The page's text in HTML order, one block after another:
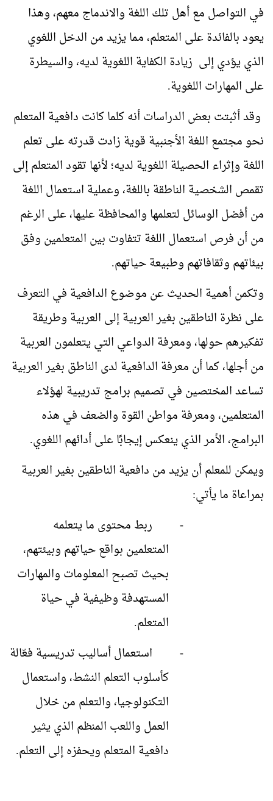
في التواصل مع أهل تلك اللغة والاندماج معهم، وهذا
يعود بالفائدة على المتعلم، مما يزيد من الدخل اللغوي
الذي يؤدي إلى زيادة الكفاية اللغوية لديه، والسيطرة
على المهارات اللغوية.
وقد أثبتت بعض الدراسات أنه كلما كانت دافعية المتعلم
نحو مجتمع اللغة الأجنبية قوية زادت قدرته على تعلم
اللغة وإثراء الحصيلة اللغوية لديه؛ لأنها تقود المتعلم إلى
تقمص الشخصية الناطقة باللغة، وعملية استعمال اللغة
من أفضل الوسائل لتعلمها والمحافظة عليها، على الرغم
من أن فرص استعمال اللغة تتفاوت بين المتعلمين وفق
بيئاتهم وثقافاتهم وطبيعة حياتهم.
وتكمن أهمية الحديث عن موضوع الدافعية في التعرف
على نظرة الناطقين بغير العربية إلى العربية وطريقة
تفكيرهم حولها، ومعرفة الدواعي التي يتعلمون العربية
من أجلها، كما أن معرفة الدافعية لدى الناطق بغير العربية
تساعد المختصين في تصميم برامج تدريبية لهؤلاء
المتعلمين، ومعرفة مواطن القوة والضعف في هذه
البرامج، الأمر الذي ينعكس إيجابًا على أدائهم اللغوي.
ويمكن للمعلم أن يزيد من دافعية الناطقين بغير العربية
بمراعاة ما يأتي:
-
ربط محتوى ما يتعلمه
المتعلمين بواقع حياتهم وبيئتهم،
بحيث تصبح المعلومات والمهارات
المستهدفة وظيفية في حياة
المتعلم.
-
استعمال أساليب تدريسية فعّالة
كأسلوب التعلم النشط، واستعمال
التكنولوجيا، والتعلم من خلال
العمل واللعب المنظم الذي يثير
دافعية المتعلم ويحفزه إلى التعلم.